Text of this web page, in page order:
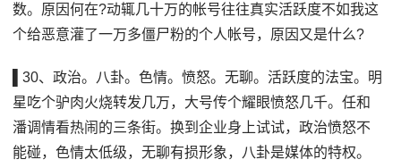
数。原因何在?动辄几十万的帐号往往真实活跃度不如我这
个给恶意灌了一万多僵尸粉的个人帐号，原因又是什么?
▌30、政治。八卦。色情。愤怒。无聊。活跃度的法宝。明
星吃个驴肉火烧转发几万，大号传个耀眼愤怒几千。任和
潘调情看热闹的三条街。换到企业身上试试，政治愤怒不
能碰，色情太低级，无聊有损形象，八卦是媒体的特权。